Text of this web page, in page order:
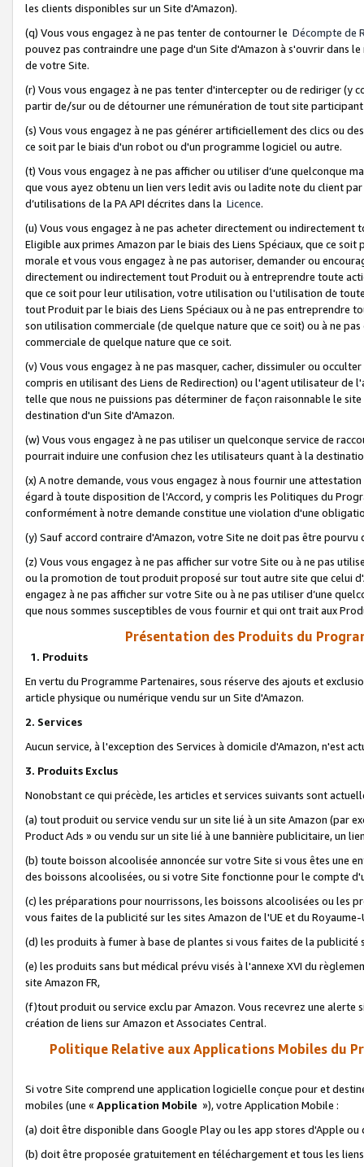
les clients disponibles sur un Site d'Amazon).
(q) Vous vous engagez à ne pas tenter de contourner le Décompte de
pouvez pas contraindre une page d'un Site d'Amazon à s'ouvrir dans
de votre Site.
(r) Vous vous engagez à ne pas tenter d'intercepter ou de rediriger
partir de/sur ou de détourner une rémunération de tout site
(s) Vous vous engagez à ne pas générer artificiellement des clics ou
ce soit par le biais d'un robot ou d'un programme logiciel ou autre.
(t) Vous vous engagez à ne pas afficher ou utiliser d’une quelconque
que vous ayez obtenu un lien vers ledit avis ou ladite note du client
d’utilisations de la PA API décrites dans la Licence.
(u) Vous vous engagez à ne pas acheter directement ou
Eligible aux primes Amazon par le biais des Liens Spéciaux, que ce
morale et vous vous engagez à ne pas autoriser, demander ou
directement ou indirectement tout Produit ou à entreprendre toute
que ce soit pour leur utilisation, votre utilisation ou l'utilisation de
tout Produit par le biais des Liens Spéciaux ou à ne pas entreprendre
son utilisation commerciale (de quelque nature que ce soit) ou à ne
commerciale de quelque nature que ce soit.
(v) Vous vous engagez à ne pas masquer, cacher, dissimuler ou
compris en utilisant des Liens de Redirection) ou l'agent utilisateur
telle que nous ne puissions pas déterminer de façon raisonnable le
destination d'un Site d'Amazon.
(w) Vous vous engagez à ne pas utiliser un quelconque service de
pourrait induire une confusion chez les utilisateurs quant à la
(x) A notre demande, vous vous engagez à nous fournir une
égard à toute disposition de l'Accord, y compris les Politiques du
conformément à notre demande constitue une violation d'une
(y) Sauf accord contraire d'Amazon, votre Site ne doit pas être
(z) Vous vous engagez à ne pas afficher sur votre Site ou à ne pas
ou la promotion de tout produit proposé sur tout autre site que celui
engagez à ne pas afficher sur votre Site ou à ne pas utiliser d’une
que nous sommes susceptibles de vous fournir et qui ont trait aux
Présentation des Produits du
1. Produits
En vertu du Programme Partenaires, sous réserve des ajouts et
article physique ou numérique vendu sur un Site d'Amazon.
2. Services
Aucun service, à l'exception des Services à domicile d'Amazon, n'est
3. Produits Exclus
Nonobstant ce qui précède, les articles et services suivants sont
(a) tout produit ou service vendu sur un site lié à un site Amazon (par
Product Ads » ou vendu sur un site lié à une bannière publicitaire, un
(b) toute boisson alcoolisée annoncée sur votre Site si vous êtes une
des boissons alcoolisées, ou si votre Site fonctionne pour le compte
(c) les préparations pour nourrissons, les boissons alcoolisées ou les
vous faites de la publicité sur les sites Amazon de l'UE et du Royaume-
(d) les produits à fumer à base de plantes si vous faites de la publicité
(e) les produits sans but médical prévu visés à l'annexe XVI du
site Amazon FR,
(f)tout produit ou service exclu par Amazon. Vous recevrez une alerte
création de liens sur Amazon et Associates Central.
Politique Relative aux Applications Mobiles du
Si votre Site comprend une application logicielle conçue pour et
mobiles (une « Application Mobile »), votre Application Mobile :
(a) doit être disponible dans Google Play ou les app stores d'Apple ou
(b) doit être proposée gratuitement en téléchargement et tous les